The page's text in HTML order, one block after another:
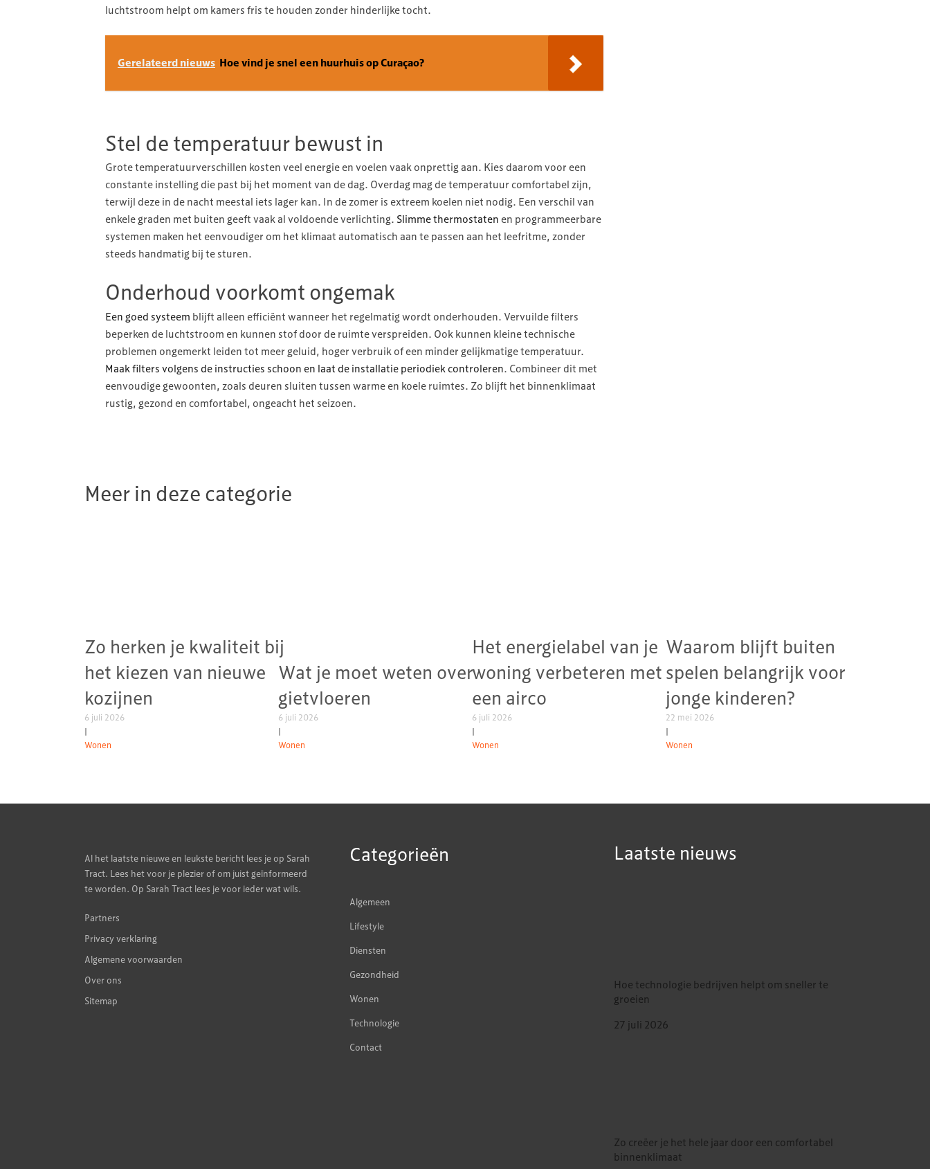
luchtstroom helpt om kamers fris te houden zonder hinderlijke tocht.
Gerelateerd nieuws Hoe vind je snel een huurhuis op Curaçao?
Stel de temperatuur bewust in
Grote temperatuurverschillen kosten veel energie en voelen vaak onprettig aan. Kies daarom voor een
constante instelling die past bij het moment van de dag. Overdag mag de temperatuur comfortabel zijn,
terwijl deze in de nacht meestal iets lager kan. In de zomer is extreem koelen niet nodig. Een verschil van
enkele graden met buiten geeft vaak al voldoende verlichting. Slimme thermostaten en programmeerbare
systemen maken het eenvoudiger om het klimaat automatisch aan te passen aan het leefritme, zonder
steeds handmatig bij te sturen.
Onderhoud voorkomt ongemak
Een goed systeem blijft alleen efficiënt wanneer het regelmatig wordt onderhouden. Vervuilde filters
beperken de luchtstroom en kunnen stof door de ruimte verspreiden. Ook kunnen kleine technische
problemen ongemerkt leiden tot meer geluid, hoger verbruik of een minder gelijkmatige temperatuur.
Maak filters volgens de instructies schoon en laat de installatie periodiek controleren. Combineer dit met
eenvoudige gewoonten, zoals deuren sluiten tussen warme en koele ruimtes. Zo blijft het binnenklimaat
rustig, gezond en comfortabel, ongeacht het seizoen.
Meer in deze categorie
Zo herken je kwaliteit bij
het kiezen van nieuwe
kozijnen
6 juli 2026
|
Wonen
Wat je moet weten over
gietvloeren
6 juli 2026
|
Wonen
Het energielabel van je
woning verbeteren met
een airco
6 juli 2026
|
Wonen
Waarom blijft buiten
spelen belangrijk voor
jonge kinderen?
22 mei 2026
|
Wonen
Al het laatste nieuwe en leukste bericht lees je op Sarah
Tract. Lees het voor je plezier of om juist geïnformeerd
te worden. Op Sarah Tract lees je voor ieder wat wils.
Partners
Privacy verklaring
Algemene voorwaarden
Over ons
Sitemap
Categorieën
Algemeen
Lifestyle
Diensten
Gezondheid
Wonen
Technologie
Contact
Laatste nieuws
Hoe technologie bedrijven helpt om sneller te
groeien
27 juli 2026
Zo creëer je het hele jaar door een comfortabel
binnenklimaat